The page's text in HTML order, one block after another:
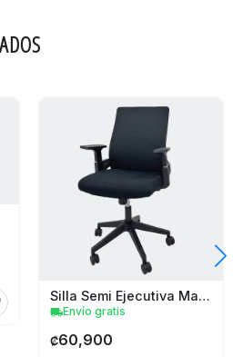
Silla Semi Ejecutiva Malla Negra Tokoa
local_shippingEnvío gratis
₡60,900